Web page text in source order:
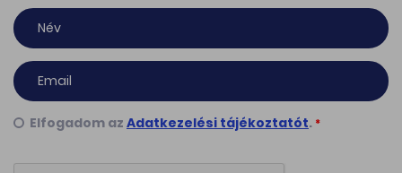
Elfogadom az Adatkezelési tájékoztatót. *